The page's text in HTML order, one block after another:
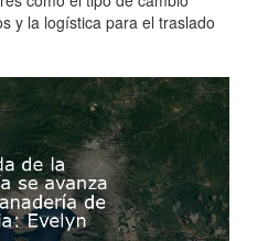
y la logística para el traslado